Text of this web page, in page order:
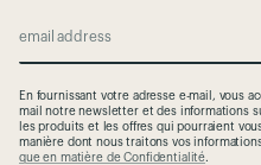
email address
En fournissant votre adressee-mail, vous
mailnotrenewsletter et des informations
lesproduits et lesoffres quipourraient
manière dont noustraitons vos
que en matière de Confidentialité.